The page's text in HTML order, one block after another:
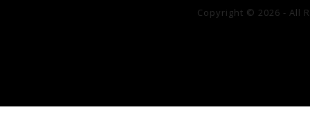
Copyright © 2026 - All